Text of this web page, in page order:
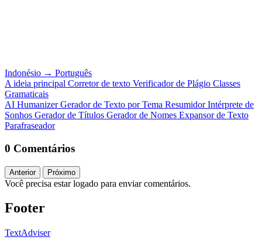
Indonésio → Português
A ideia principal Corretor de texto Verificador de Plágio Classes
Gramaticais
AI HumanizerGerador de Texto por Tema ResumidorIntérprete de
Sonhos Gerador de Títulos Gerador de Nomes Expansor de Texto
Parafraseador
0 Comentários
Anterior Próximo
Você precisa estar logado para enviar comentários.
Footer
TextAdviser